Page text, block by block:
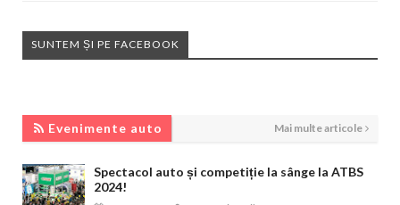
SUNTEM ȘI PE FACEBOOK
Evenimente auto Mai multe articole
Spectacol auto și competiție la sânge la ATBS
2024!